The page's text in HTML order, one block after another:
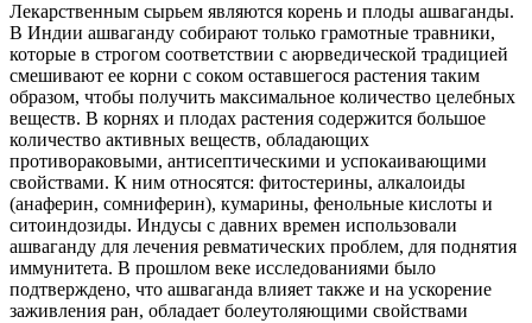
Лекарственным сырьем являются корень и плоды ашваганды.
В Индии ашваганду собирают только грамотные травники,
которые в строгом соответствии с аюрведической традицией
смешивают ее корни с соком оставшегося растения таким
образом, чтобы получить максимальное количество целебных
веществ.‏ В корнях и плодах растения содержится большое
количество активных веществ, обладающих
противораковыми, антисептическими и успокаивающими
свойствами. К ним относятся: фитостерины, алкалоиды
(анаферин, сомниферин), кумарины, фенольные кислоты и
ситоиндозиды.‏ Индусы с давних времен использовали
ашваганду для лечения ревматических проблем, для поднятия
иммунитета. В прошлом веке исследованиями было
подтверждено, что ашваганда влияет также и на ускорение
заживления ран, обладает болеутоляющими свойствами